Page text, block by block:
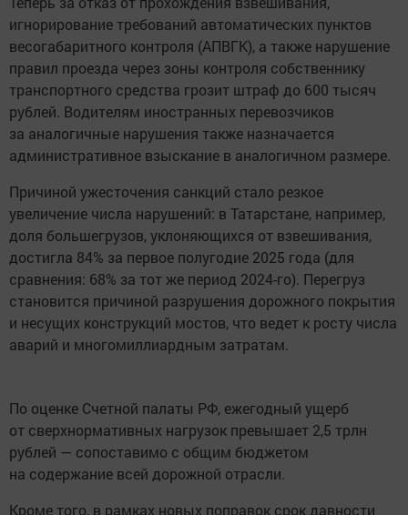
игнорирование требований автоматических пунктов
весогабаритного контроля (АПВГК), а также нарушение
правил проезда через зоны контроля собственнику
транспортного средства грозит штраф до 600 тысяч
рублей. Водителям иностранных перевозчиков
за аналогичные нарушения также назначается
административное взыскание в аналогичном размере.
Причиной ужесточения санкций стало резкое
увеличение числа нарушений: в Татарстане, например,
доля большегрузов, уклоняющихся от взвешивания,
достигла 84% за первое полугодие 2025 года (для
сравнения: 68% за тот же период 2024-го). Перегруз
становится причиной разрушения дорожного покрытия
и несущих конструкций мостов, что ведет к росту числа
аварий и многомиллиардным затратам.
По оценке Счетной палаты РФ, ежегодный ущерб
от сверхнормативных нагрузок превышает 2,5 трлн
рублей — сопоставимо с общим бюджетом
на содержание всей дорожной отрасли.
Кроме того, в рамках новых поправок срок давности